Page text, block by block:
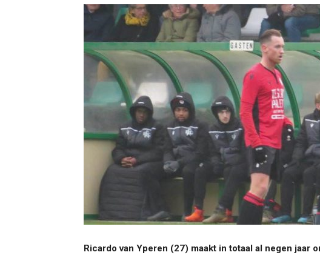
Ricardo van Yperen (27) maakt in totaal al negen jaar